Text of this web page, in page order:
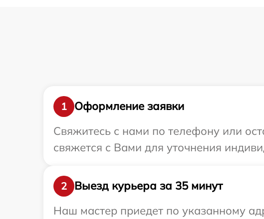
1
Оформление заявки
Свяжитесь с нами по телефону или
свяжется с Вами для уточнения
2
Выезд курьера за 35 минут
Наш мастер приедет по указанному